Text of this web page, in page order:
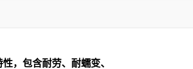
，包含耐劳、耐蠕变、